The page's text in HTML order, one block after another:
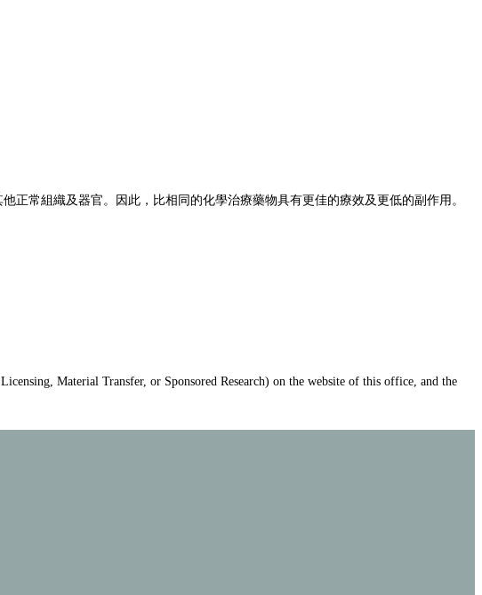
常組織及器官。因此，比相同的化學治療藥物具有更佳的療效及更低的副作用。
Material Transfer, or Sponsored Research) on the website of this office, and the